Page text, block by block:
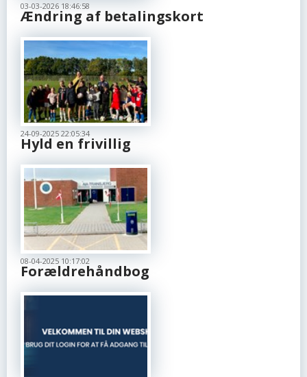
03-03-2026 18:46:58
Ændring af betalingskort
24-09-2025 22:05:34
Hyld en frivillig
08-04-2025 10:17:02
Forældrehåndbog